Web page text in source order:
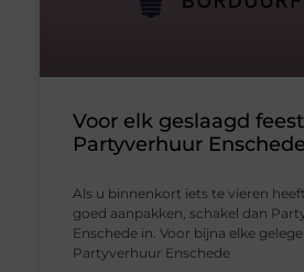
Voor elk geslaagd
Partyverhuur Enschede
Als u binnenkort iets te vieren
goed aanpakken, schakel dan
Enschede in. Voor bijna elke
Partyverhuur Enschede